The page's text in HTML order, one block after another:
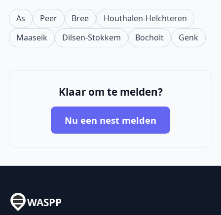
As Peer Bree
Houthalen-Helchteren
Maaseik
Dilsen-Stokkem Bocholt Genk
Klaar om te melden?
Nu een nest melden
WASPP